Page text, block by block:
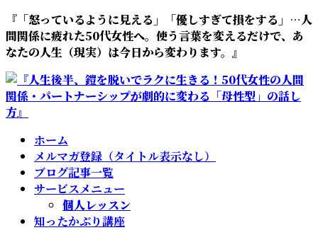
コ
ン
テ
ン
ツ
へ
ス
ナ
ビ
ゲ
ー
シ
ョ
ン
『「怒っているように見える」「優しすぎて損をする」…人
間関係に疲れた50代女性へ。使う言葉を変えるだけで、あ
なたの人生（現実）は今日から変わります。』
ホーム
メルマガ登録（タイトル表示なし）
ブログ記事一覧
サービスメニュー
個人レッスン
知ったかぶり講座